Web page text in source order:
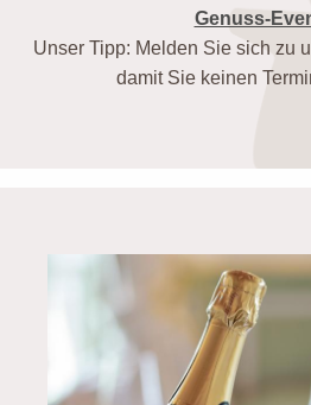
Genuss-
Unser Tipp: Melden Sie sich zu
damit Sie keinen